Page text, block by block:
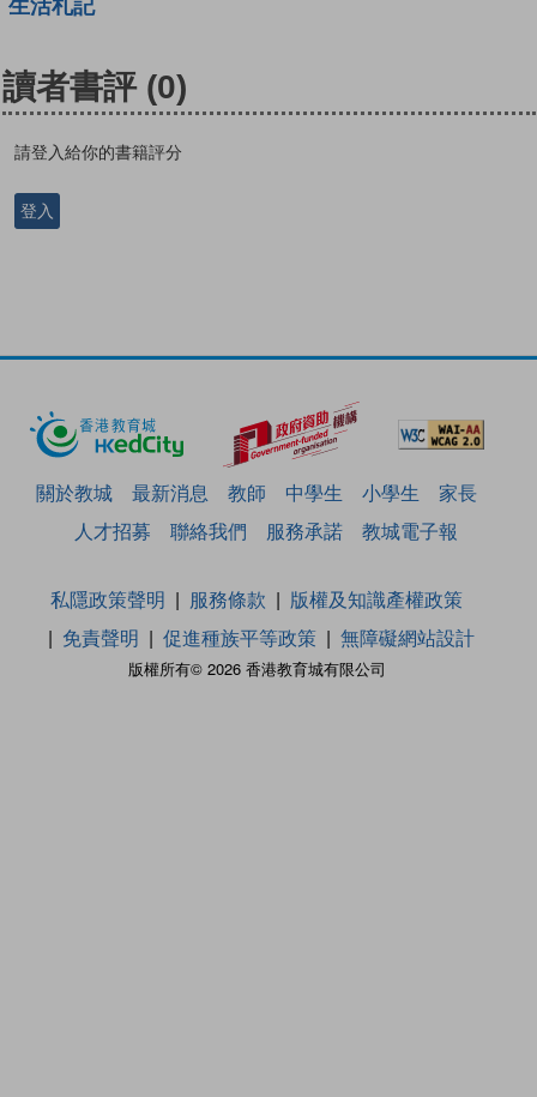
生活札記
讀者書評 (0)
請登入給你的書籍評分
登入
關於教城 最新消息 教師 中學生 小學生
家長
人才招募
聯絡我們 服務承諾 教城電子報
版權所有© 2026 香港教育城有限公司
私隱政策聲明 服務條款
版權及知識產權政策
免責聲明
促進種族平等政策 無障礙網站設計